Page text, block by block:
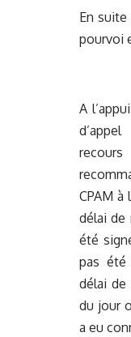
En
pourvoi
A
CPAM à
délai de
été
pas été
délai de
du jour
a eu